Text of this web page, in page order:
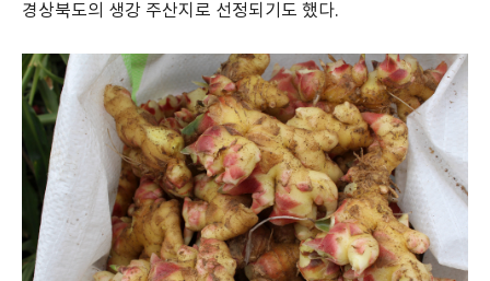
경상북도의 생강 주산지로 선정되기도 했다.